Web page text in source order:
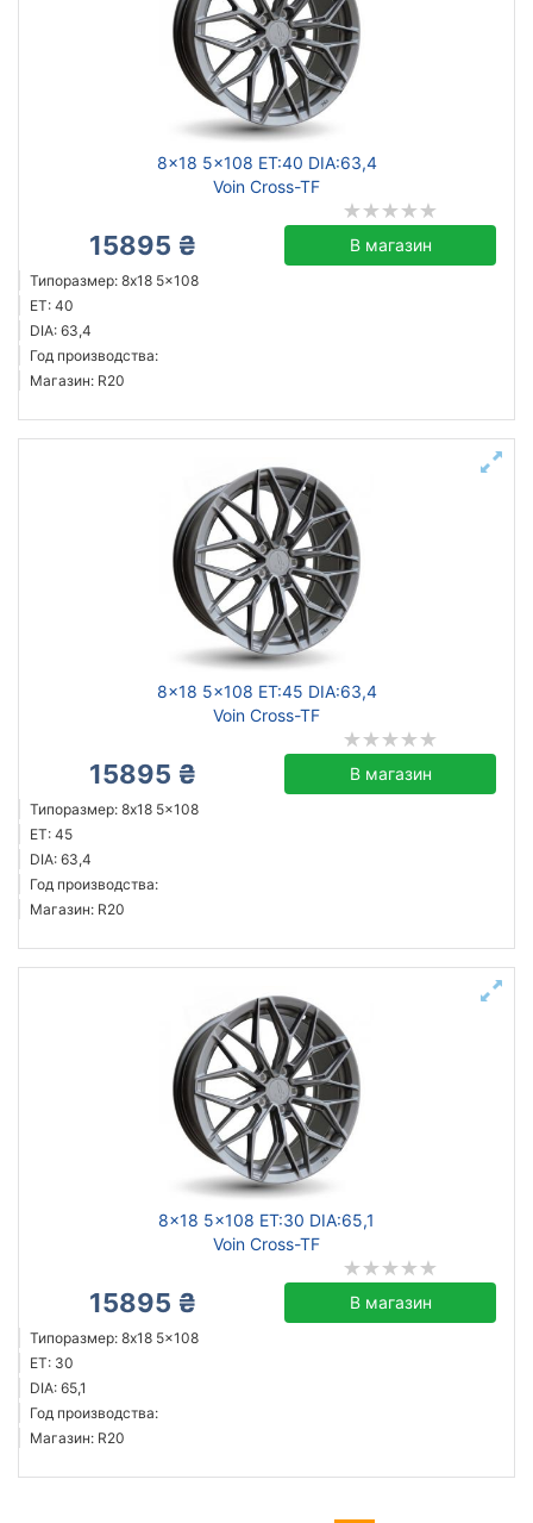
8x18 5x108 ET:40 DIA:63,4
Voin Cross-TF
15895 ₴ В магазин
Типоразмер: 8x18 5x108
ET: 40
DIA: 63,4
Год производства:
Магазин: R20
8x18 5x108 ET:45 DIA:63,4
Voin Cross-TF
15895 ₴ В магазин
Типоразмер: 8x18 5x108
ET: 45
DIA: 63,4
Год производства:
Магазин: R20
8x18 5x108 ET:30 DIA:65,1
Voin Cross-TF
15895 ₴ В магазин
Типоразмер: 8x18 5x108
ET: 30
DIA: 65,1
Год производства:
Магазин: R20